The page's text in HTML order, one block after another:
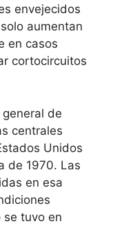
envejecidos
aumentan
en casos
cortocircuitos
de
centrales
Unidos
de 1970. Las
en esa
se tuvo en